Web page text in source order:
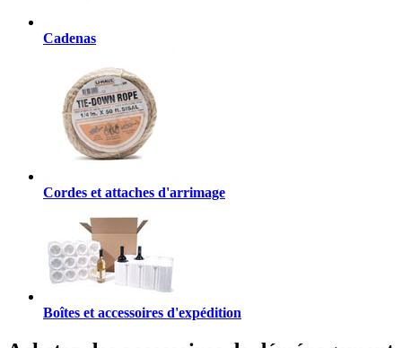
Cadenas
Cordes et attaches d'arrimage
Boîtes et accessoires d'expédition